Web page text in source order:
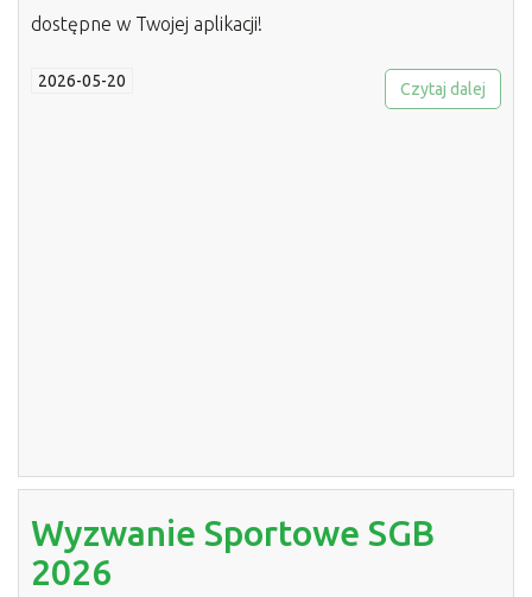
dostępne w Twojej aplikacji!
2026-05-20 Czytaj dalej
Wyzwanie Sportowe SGB
2026